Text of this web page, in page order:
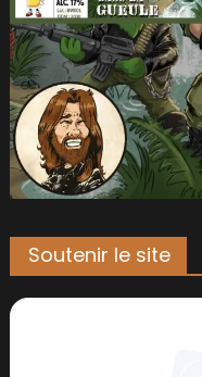
Soutenir le site